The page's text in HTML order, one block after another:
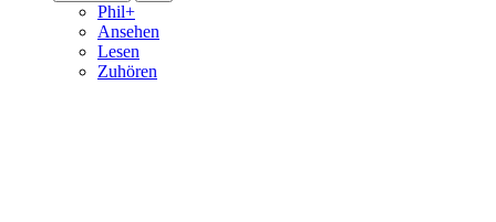
Phil+
Ansehen
Lesen
Zuhören